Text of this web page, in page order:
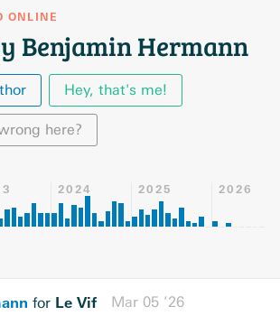
ONLINE
Benjamin Hermann
Hey, that's me!
here?
2024 2025 2026
for Le Vif Mar 05 ’26